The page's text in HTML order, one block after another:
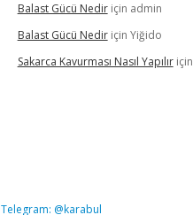
Balast Gücü Nediriçin admin
Balast Gücü Nediriçin Yiğido
Sakarca Kavurması Nasıl Yapılıriçin
Telegram: @karabul